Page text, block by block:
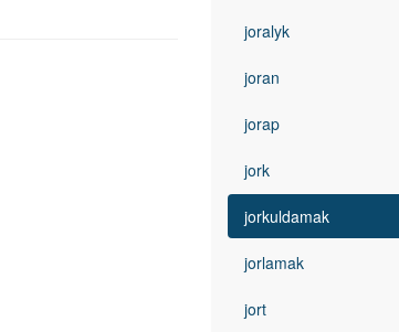
joralyk
joran
jorap
jork
jorkuldamak
jorlamak
jort